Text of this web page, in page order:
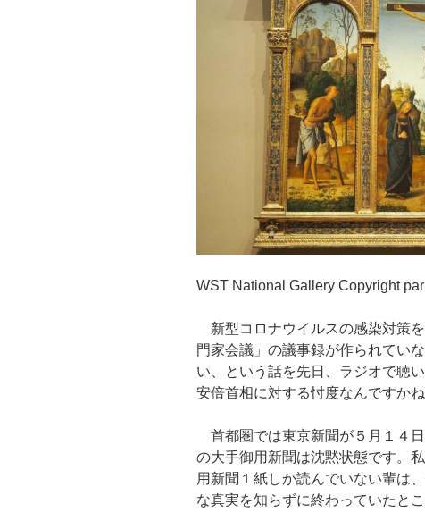
WST National Gallery Copyright
新型コロナウイルスの感染対策
門家会議」の議事録が作られてい
い、という話を先日、ラジオで聴
安倍首相に対する忖度なんですかね
首都圏では東京新聞が５月１４
の大手御用新聞は沈黙状態です。
用新聞１紙しか読んでいない輩は
な真実を知らずに終わっていたとこ